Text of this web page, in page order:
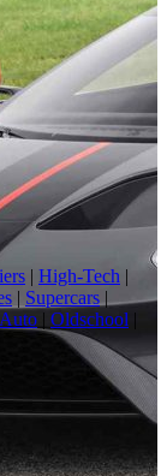
| High-Tech |
| Supercars |
| Oldschool |